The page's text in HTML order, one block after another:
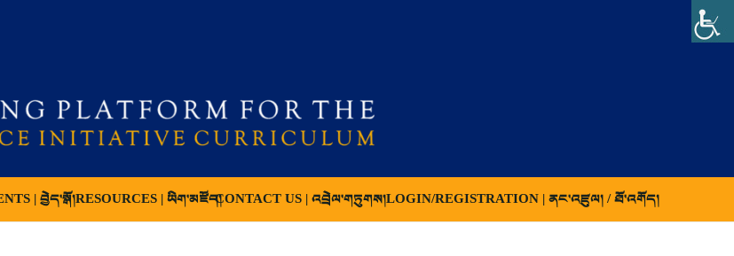
| བྱེད་སྒོ།RESOURCES | ཡིག་མཛོད།CONTACT US | འབྲེལ་གཏུགས།LOGIN/REGISTRATION | ནང་འཛུལ། / ཐོ་འགོད།